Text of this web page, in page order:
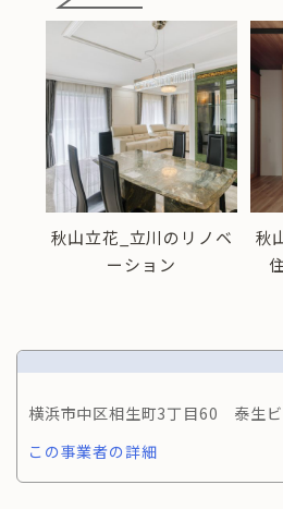
秋山立花_立川のリノベ
ーション
秋
横浜市中区相生町3丁目60 泰生
この事業者の詳細